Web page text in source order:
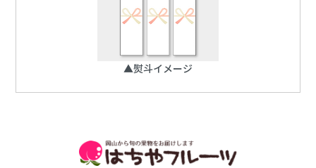
▲熨斗イメージ